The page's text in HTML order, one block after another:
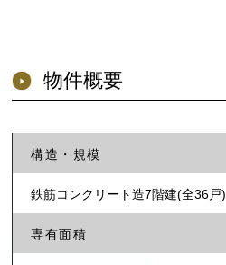
物件概要
構造・規模
鉄筋コンクリート造7階建(全36戸)
専有面積